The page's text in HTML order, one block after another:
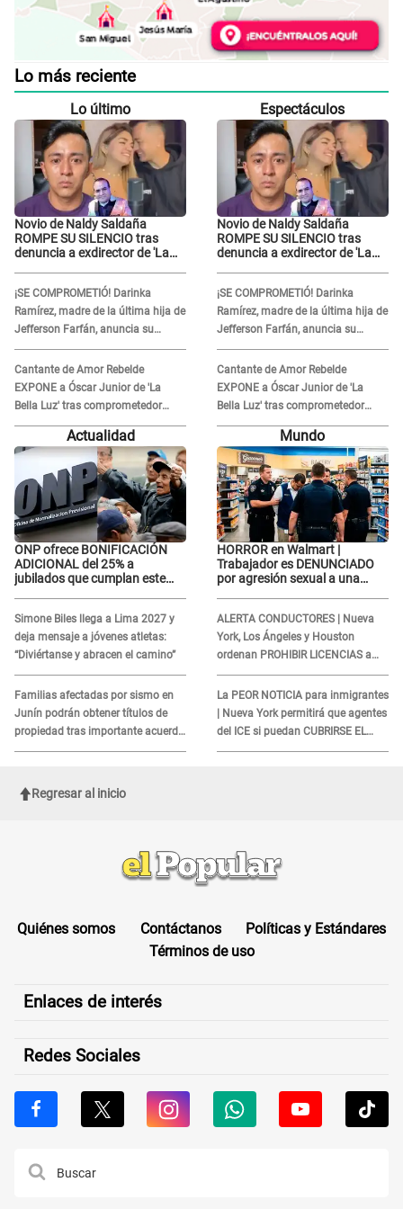
Lo más reciente
Lo último
Novio de Naldy Saldaña
ROMPE SU SILENCIO tras
denuncia a exdirector de 'La
¡SE COMPROMETIÓ! Darinka
Ramírez, madre de la última hija de
Jefferson Farfán, anuncia su
compromiso: "Sí, para siempre"
Cantante de Amor Rebelde
EXPONE a Óscar Junior de 'La
Bella Luz' tras comprometedor
video y detalla DESAGRADABLE
momento: "Me hizo sentir
incómoda"
Espectáculos
Novio de Naldy Saldaña
ROMPE SU SILENCIO tras
denuncia a exdirector de 'La
¡SE COMPROMETIÓ! Darinka
Ramírez, madre de la última hija de
Jefferson Farfán, anuncia su
compromiso: "Sí, para siempre"
Cantante de Amor Rebelde
EXPONE a Óscar Junior de 'La
Bella Luz' tras comprometedor
video y detalla DESAGRADABLE
momento: "Me hizo sentir
incómoda"
Actualidad
ONP ofrece BONIFICACIÓN
ADICIONAL del 25% a
jubilados que cumplan este
Simone Biles llega a Lima 2027 y
deja mensaje a jóvenes atletas:
“Diviértanse y abracen el camino”
Familias afectadas por sismo en
Junín podrán obtener títulos de
propiedad tras importante acuerdo
de Cofopri
Mundo
HORROR en Walmart |
Trabajador es DENUNCIADO
por agresión sexual a una
ALERTA CONDUCTORES | Nueva
York, Los Ángeles y Houston
ordenan PROHIBIR LICENCIAS a
quienes no presenten ESTE
DOCUMENTO
La PEOR NOTICIA para inmigrantes
| Nueva York permitirá que agentes
del ICE si puedan CUBRIRSE EL
ROSTRO
Regresar al inicio
Quiénes somos Contáctanos
Políticas y Estándares
Términos de uso
Enlaces de interés
Redes Sociales